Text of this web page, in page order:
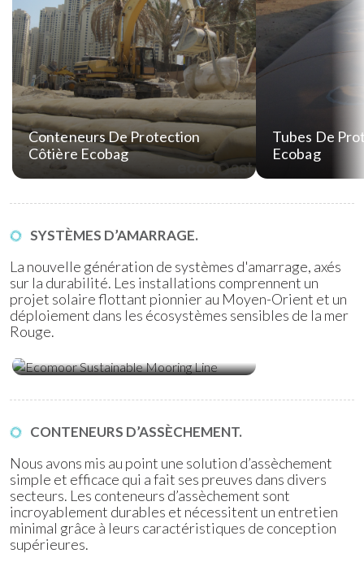
Conteneurs De Protection
Côtière Ecobag
Tubes De
Ecobag
SYSTÈMES D’AMARRAGE.
La nouvelle génération de systèmes d'amarrage, axés
sur la durabilité. Les installations comprennent un
projet solaire flottant pionnier au Moyen-Orient et un
déploiement dans les écosystèmes sensibles de la mer
Rouge.
CONTENEURS D’ASSÈCHEMENT.
Nous avons mis au point une solution d’assèchement
simple et efficace qui a fait ses preuves dans divers
secteurs. Les conteneurs d’assèchement sont
incroyablement durables et nécessitent un entretien
minimal grâce à leurs caractéristiques de conception
supérieures.
Conteneurs D’assèchement